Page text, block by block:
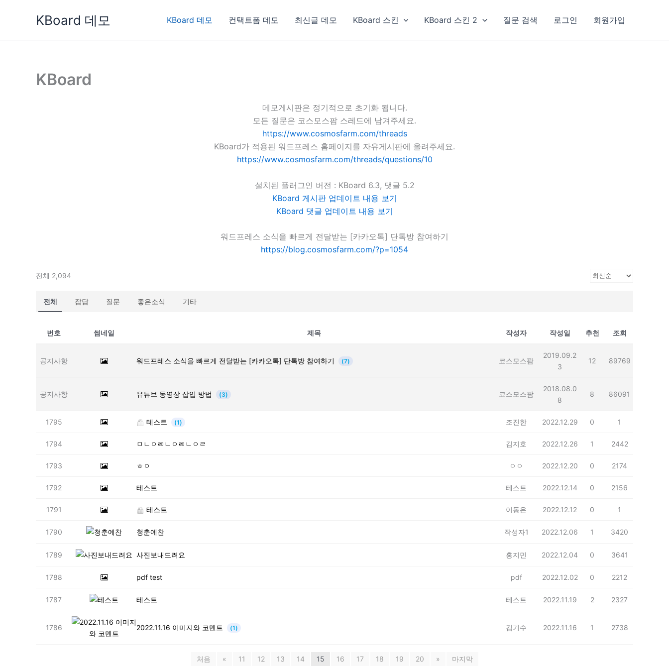
KBoard 데모 KBoard 데모 컨택트폼 데모 최신글 데모 KBoard 스킨 KBoard 스킨 2 질문 검색 로그인 회원가입
KBoard
데모게시판은 정기적으로 초기화 됩니다.
모든 질문은 코스모스팜 스레드에 남겨주세요.
https://www.cosmosfarm.com/threads
KBoard가 적용된 워드프레스 홈페이지를 자유게시판에 올려주세요.
https://www.cosmosfarm.com/threads/questions/10
설치된 플러그인 버전 : KBoard 6.3, 댓글 5.2
KBoard 게시판 업데이트 내용 보기
KBoard 댓글 업데이트 내용 보기
워드프레스 소식을 빠르게 전달받는 [카카오톡] 단톡방 참여하기
https://blog.cosmosfarm.com/?p=1054
전체 2,094
전체 잡담 질문 좋은소식 기타
번호 썸네일 제목 작성자 작성일 추천 조회
공지사항 워드프레스 소식을 빠르게 전달받는 [카카오톡] 단톡방 참여하기 (7) 코스모스팜
2019.09.2
3
12 89769
공지사항 유튜브 동영상 삽입 방법 (3) 코스모스팜
2018.08.0
8
8 86091
1795 테스트 (1) 조진한 2022.12.29 0 1
1794 ㅁㄴㅇㄻㄴㅇㄻㄴㅇㄹ 김지호 2022.12.26 1 2442
1793 ㅎㅇ ㅇㅇ 2022.12.20 0 2174
1792 테스트 테스트 2022.12.14 0 2156
1791 테스트 이동은 2022.12.12 0 1
1790 청춘예찬 작성자1 2022.12.06 1 3420
1789 사진보내드려요 홍지민 2022.12.04 0 3641
1788 pdf test pdf 2022.12.02 0 2212
1787 테스트 테스트 2022.11.19 2 2327
1786 2022.11.16 이미지와 코멘트 (1) 김기수 2022.11.16 1 2738
처음 « 11 12 13 14 15 16 17 18 19 20 » 마지막